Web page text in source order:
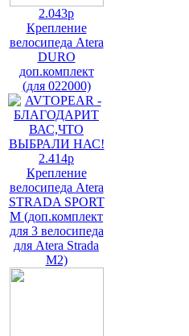
2.043р
Крепление
велосипеда Atera
DURO
доп.комплект
(для 022000)
2.414р
Крепление
велосипеда Atera
STRADA SPORT
M (доп.комплект
для 3 велосипеда
для Atera Strada
M2)